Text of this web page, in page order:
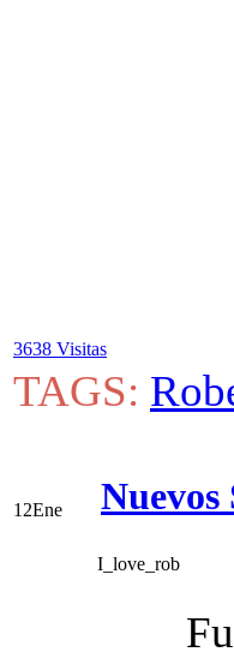
3638 Visitas
TAGS:
12Ene
I_love_rob